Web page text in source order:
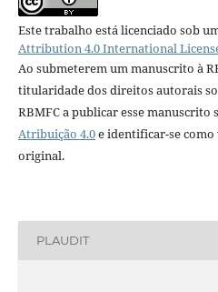
Este trabalho está licenciado sob
Attribution 4.0 International
Ao submeterem um manuscrito à
titularidade dos direitos autorais
RBMFC a publicar esse manuscrito
Atribuição 4.0e identificar-se como
original.
PLAUDIT